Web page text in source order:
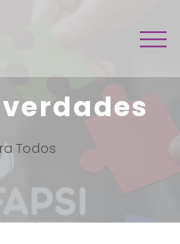
verdades
Todos